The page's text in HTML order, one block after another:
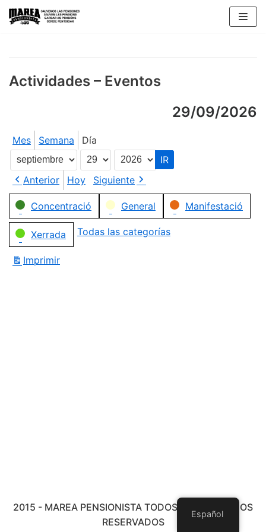
Saltar
Actividades – Eventos
29/09/2026
Mes Semana Día
Mes
Día
Año
Anterior
Hoy
Siguiente
Categorías
Concentració General Manifestació
Xerrada Todas las categorías
Imprimir
2015 - MAREA PENSIONISTA TODOS LOS DERECHOS
RESERVADOS
Español